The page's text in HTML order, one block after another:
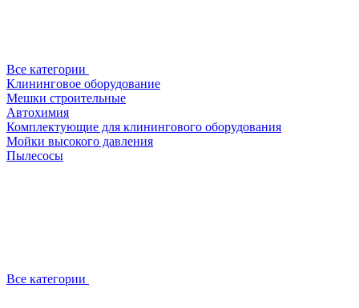
Все категории
Клининговое оборудование
Мешки строительные
Автохимия
Комплектующие для клинингового оборудования
Мойки высокого давления
Пылесосы
Все категории